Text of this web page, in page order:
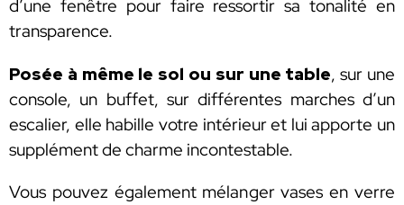
d’une fenêtre pour faire ressortir sa tonalité en
transparence.
Posée à même le sol ou sur une table, sur une
console, un buffet, sur différentes marches d’un
escalier, elle habille votre intérieur et lui apporte un
supplément de charme incontestable.
Vous pouvez également mélanger vases en verre